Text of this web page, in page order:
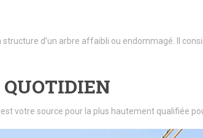
d’un arbre affaibli ou endommagé. Il
QUOTIDIEN
votre source pour la plus hautement qualifiée